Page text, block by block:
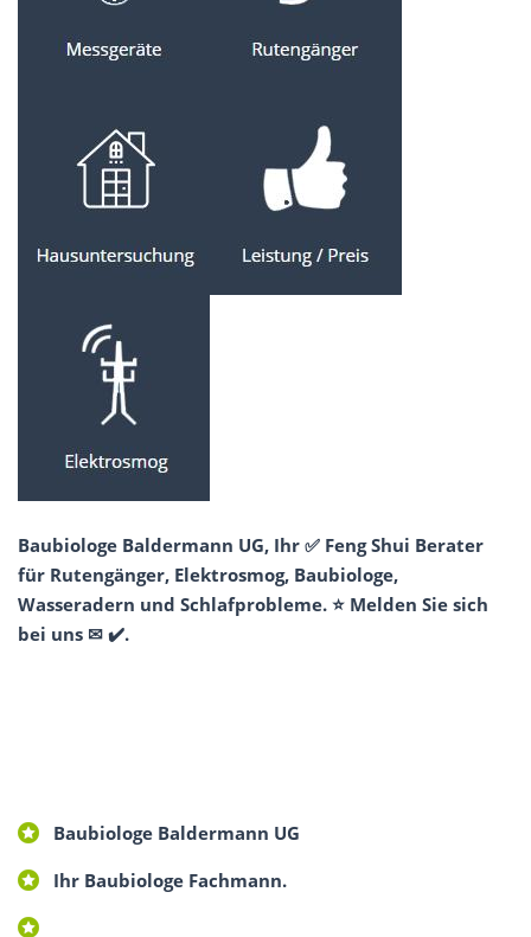
Baubiologe Baldermann UG, Ihr ✅ Feng Shui Berater
für Rutengänger, Elektrosmog, Baubiologe,
Wasseradern und Schlafprobleme. ⭐ Melden Sie sich
bei uns ✉ ✔️.
Baubiologe Baldermann UG
Ihr Baubiologe Fachmann.